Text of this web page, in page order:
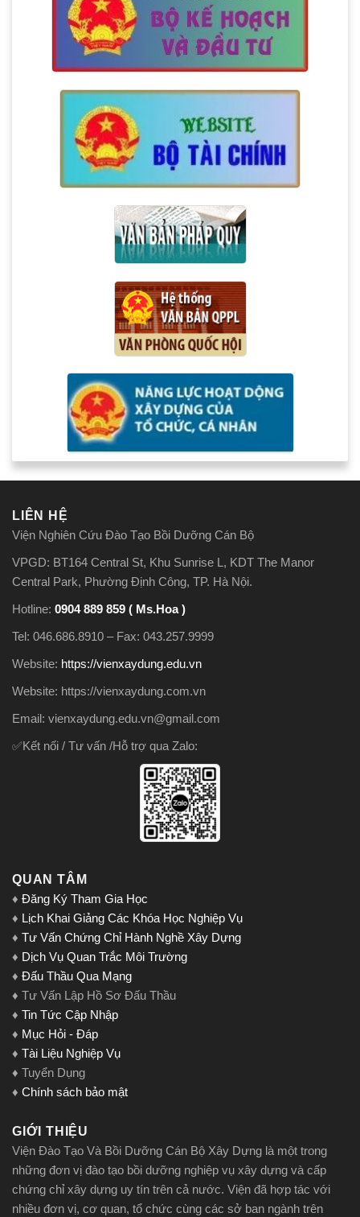
LIÊN HỆ
Viện Nghiên Cứu Đào Tạo Bồi Dưỡng Cán Bộ
VPGD: BT164 Central St, Khu Sunrise L, KDT The Manor
Central Park, Phường Định Công, TP. Hà Nội.
Hotline: 0904 889 859 ( Ms.Hoa )
Tel: 046.686.8910 – Fax: 043.257.9999
Website: https://vienxaydung.edu.vn
Website: https://vienxaydung.com.vn
Email: vienxaydung.edu.vn@gmail.com
✅Kết nối / Tư vấn /Hỗ trợ qua Zalo:
QUAN TÂM
♦ Đăng Ký Tham Gia Học
♦ Lịch Khai Giảng Các Khóa Học Nghiệp Vụ
♦ Tư Vấn Chứng Chỉ Hành Nghề Xây Dựng
♦ Dịch Vụ Quan Trắc Môi Trường
♦ Đấu Thầu Qua Mạng
♦ Tư Vấn Lập Hồ Sơ Đấu Thầu
♦ Tin Tức Cập Nhập
♦ Mục Hỏi - Đáp
♦ Tài Liệu Nghiệp Vụ
♦ Tuyển Dụng
♦ Chính sách bảo mật
GIỚI THIỆU
Viện Đào Tạo Và Bồi Dưỡng Cán Bộ Xây Dựng là một trong
những đơn vị đào tạo bồi dưỡng nghiệp vụ xây dựng và cấp
chứng chỉ xây dựng uy tín trên cả nước. Viện đã hợp tác với
nhiều đơn vị, cơ quan, tổ chức cùng các sở ban ngành trên